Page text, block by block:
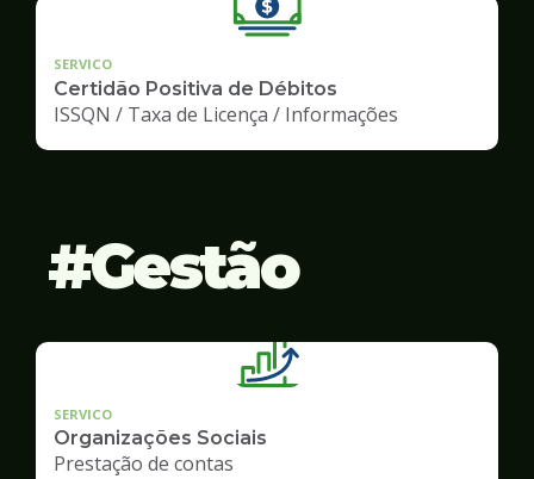
SERVICO
Certidão Positiva de Débitos
ISSQN / Taxa de Licença / Informações
Gestão
SERVICO
Organizações Sociais
Prestação de contas